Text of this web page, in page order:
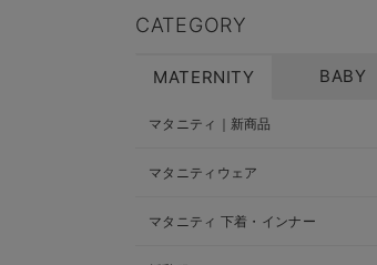
CATEGORY
MATERNITY BABY
マタニティ｜新商品
マタニティウェア
マタニティ 下着・インナー